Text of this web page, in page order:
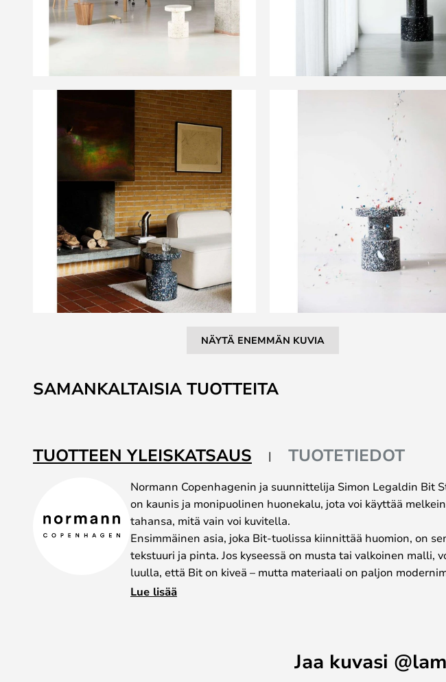
NÄYTÄ ENEMMÄN KUVIA
to
the
the
images
SAMANKALTAISIA TUOTTEITA
TUOTTEEN YLEISKATSAUS TUOTETIEDOT
Normann Copenhagenin ja suunnittelija Simon Legaldin Bit
on kaunis ja monipuolinen huonekalu, jota voi käyttää
tahansa, mitä vain voi kuvitella.
Ensimmäinen asia, joka Bit-tuolissa kiinnittää huomion, on
tekstuuri ja pinta. Jos kyseessä on musta tai valkoinen malli,
luulla, että Bit on kiveä – mutta materiaali on paljon
ja ajankohtaisempaa kuin marmori tai graniitti. Tuoli on
sekä pikaiseksi istuimeksi että sohvan sivupöydäksi, pieneksi
yöpöydäksi tai maljakon tai muiden koriste-esineiden
Lue lisää
Jaa kuvasi